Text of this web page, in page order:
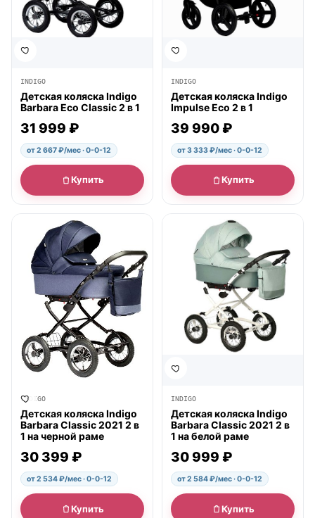
INDIGO
Детская коляска Indigo
Barbara Eco Classic 2 в 1
31 999 ₽
от 2 667 ₽/мес · 0-0-12
Купить
INDIGO
Детская коляска Indigo
Impulse Eco 2 в 1
39 990 ₽
от 3 333 ₽/мес · 0-0-12
Купить
● в наличии
INDIGO
Детская коляска Indigo
Barbara Classic 2021 2 в
1 на черной раме
30 399 ₽
от 2 534 ₽/мес · 0-0-12
Купить
● в наличии
INDIGO
Детская коляска Indigo
Barbara Classic 2021 2 в
1 на белой раме
30 999 ₽
от 2 584 ₽/мес · 0-0-12
Купить